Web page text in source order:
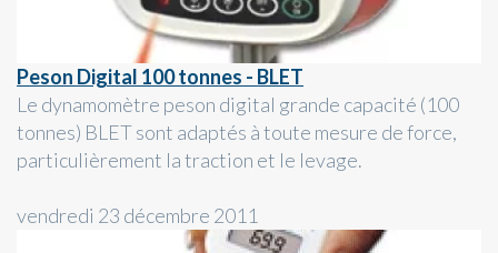
Peson Digital 100 tonnes - BLET
Le dynamomètre peson digital grande capacité (100
tonnes) BLET sont adaptés à toute mesure de force,
particulièrement la traction et le levage.
vendredi 23 décembre 2011